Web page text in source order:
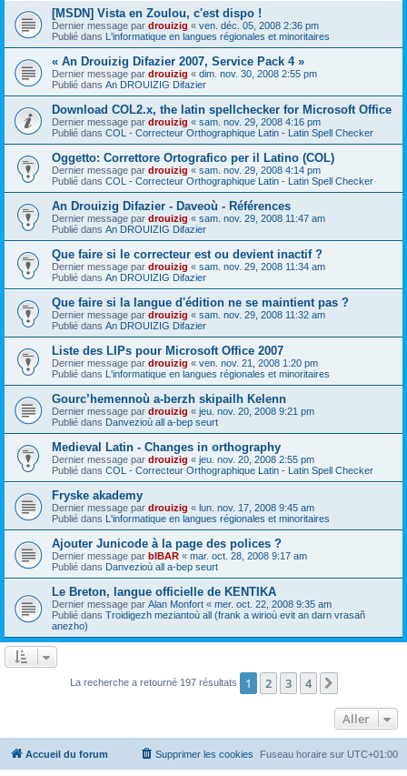
[MSDN] Vista en Zoulou, c'est dispo !
Dernier message par drouizig « ven. déc. 05, 2008 2:36 pm
Publié dans L'informatique en langues régionales et minoritaires
« An Drouizig Difazier 2007, Service Pack 4 »
Dernier message par drouizig « dim. nov. 30, 2008 2:55 pm
Publié dans An DROUIZIG Difazier
Download COL2.x, the latin spellchecker for Microsoft Office
Dernier message par drouizig « sam. nov. 29, 2008 4:16 pm
Publié dans COL - Correcteur Orthographique Latin - Latin Spell Checker
Oggetto: Correttore Ortografico per il Latino (COL)
Dernier message par drouizig « sam. nov. 29, 2008 4:14 pm
Publié dans COL - Correcteur Orthographique Latin - Latin Spell Checker
An Drouizig Difazier - Daveoù - Références
Dernier message par drouizig « sam. nov. 29, 2008 11:47 am
Publié dans An DROUIZIG Difazier
Que faire si le correcteur est ou devient inactif ?
Dernier message par drouizig « sam. nov. 29, 2008 11:34 am
Publié dans An DROUIZIG Difazier
Que faire si la langue d'édition ne se maintient pas ?
Dernier message par drouizig « sam. nov. 29, 2008 11:32 am
Publié dans An DROUIZIG Difazier
Liste des LIPs pour Microsoft Office 2007
Dernier message par drouizig « ven. nov. 21, 2008 1:20 pm
Publié dans L'informatique en langues régionales et minoritaires
Gourc’hemennoù a-berzh skipailh Kelenn
Dernier message par drouizig « jeu. nov. 20, 2008 9:21 pm
Publié dans Danvezioù all a-bep seurt
Medieval Latin - Changes in orthography
Dernier message par drouizig « jeu. nov. 20, 2008 2:55 pm
Publié dans COL - Correcteur Orthographique Latin - Latin Spell Checker
Fryske akademy
Dernier message par drouizig « lun. nov. 17, 2008 9:45 am
Publié dans L'informatique en langues régionales et minoritaires
Ajouter Junicode à la page des polices ?
Dernier message par bIBAR « mar. oct. 28, 2008 9:17 am
Publié dans Danvezioù all a-bep seurt
Le Breton, langue officielle de KENTIKA
Dernier message par Alan Monfort « mer. oct. 22, 2008 9:35 am
Publié dans Troidigezh meziantoù all (frank a wirioù evit an darn vrasañ
anezho)
La recherche a retourné 197 résultats 1 2 3 4
Aller
Accueil du forum Fuseau horaire sur UTC+01:00
Supprimer les cookies